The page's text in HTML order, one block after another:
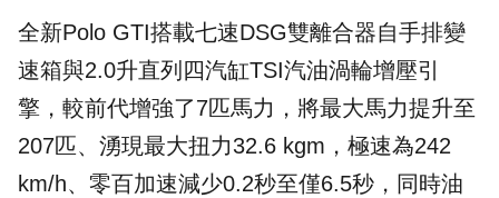
全新Polo GTI搭載七速DSG雙離合器自手排變
速箱與2.0升直列四汽缸TSI汽油渦輪增壓引
擎，較前代增強了7匹馬力，將最大馬力提升至
207匹、湧現最大扭力32.6 kgm，極速為242
km/h、零百加速減少0.2秒至僅6.5秒，同時油